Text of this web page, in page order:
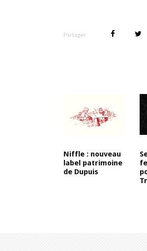
Partager
Niffle : nouveau
label patrimoine
de Dupuis